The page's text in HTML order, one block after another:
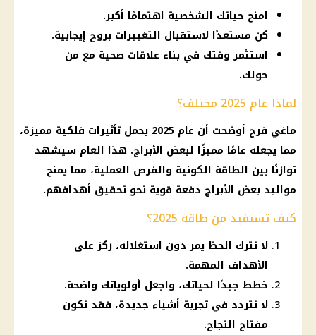
امنح حياتك الشخصية اهتمامًا أكبر.
كن مستعدًا لاستقبال التغييرات بروح إيجابية.
استثمر وقتك في بناء علاقات صحية مع من
حولك.
لماذا عام 2025 مختلف؟
ماغي فرح أوضحت أن عام 2025 يحمل تأثيرات فلكية مميزة،
مما يجعله عامًا مميزًا لبعض الأبراج. هذا العام سيشهد
توازنًا بين الطاقة الكونية والفرص العملية، مما يمنح
مواليد بعض الأبراج دفعة قوية نحو تحقيق أهدافهم.
كيف تستفيد من طاقة 2025؟
لا تترك الحظ يمر دون استغلاله، ركز على
الأهداف المهمة.
خطط جيدًا لحياتك، واجعل أولوياتك واضحة.
لا تتردد في تجربة أشياء جديدة، فقد تكون
مفتاح النجاح.